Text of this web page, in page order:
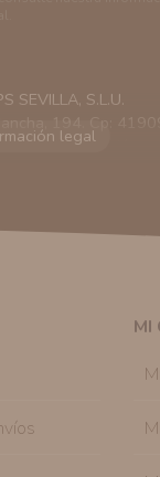
SEVILLA, S.L.U.
información
la
de nuestra
tenemos sobre
MI